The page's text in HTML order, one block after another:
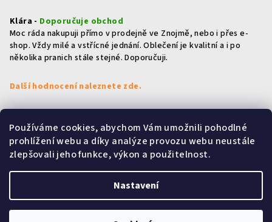
Používáme cookies, abychom Vám umožnili pohodlné
prohlížení webu a díky analýze provozu webu neustále
zlepšovali jeho funkce, výkon a použitelnost.
Nastavení
Klára - Doporučuje obchod
Moc ráda nakupuji přímo v prodejně ve Znojmě, nebo i přes e-
shop. Vždy milé a vstřícné jednání. Oblečení je kvalitní a i po
několika pranich stále stejné. Doporučuji.
Další hodnocení naleznete zde.
Přijímáme online platby